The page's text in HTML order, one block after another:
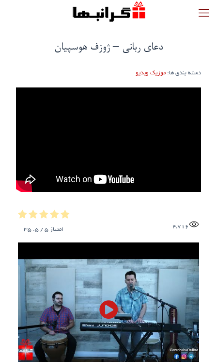
دعای ربانی – ژوزف هوسپیان
دسته بندی ها: موزیک ویدیو
4,716 امتیاز 5
/ 5.
35